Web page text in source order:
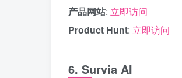
产品网站: 立即访问
Product Hunt: 立即访问
6. Survia AI